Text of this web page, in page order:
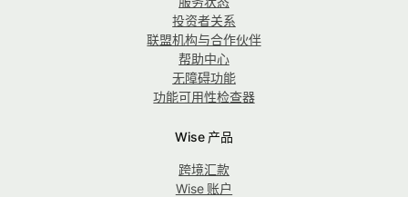
投资者关系
联盟机构与合作伙伴
帮助中心
无障碍功能
功能可用性检查器
Wise 产品
跨境汇款
Wise 账户